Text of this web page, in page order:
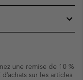
une remise de 10 %
sur les articles